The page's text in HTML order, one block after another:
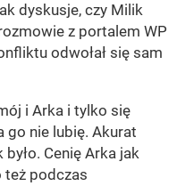
dyskusje, czy Milik
z portalem WP
odwołał się sam
i Arka i tylko się
go nie lubię. Akurat
Cenię Arka jak
też podczas